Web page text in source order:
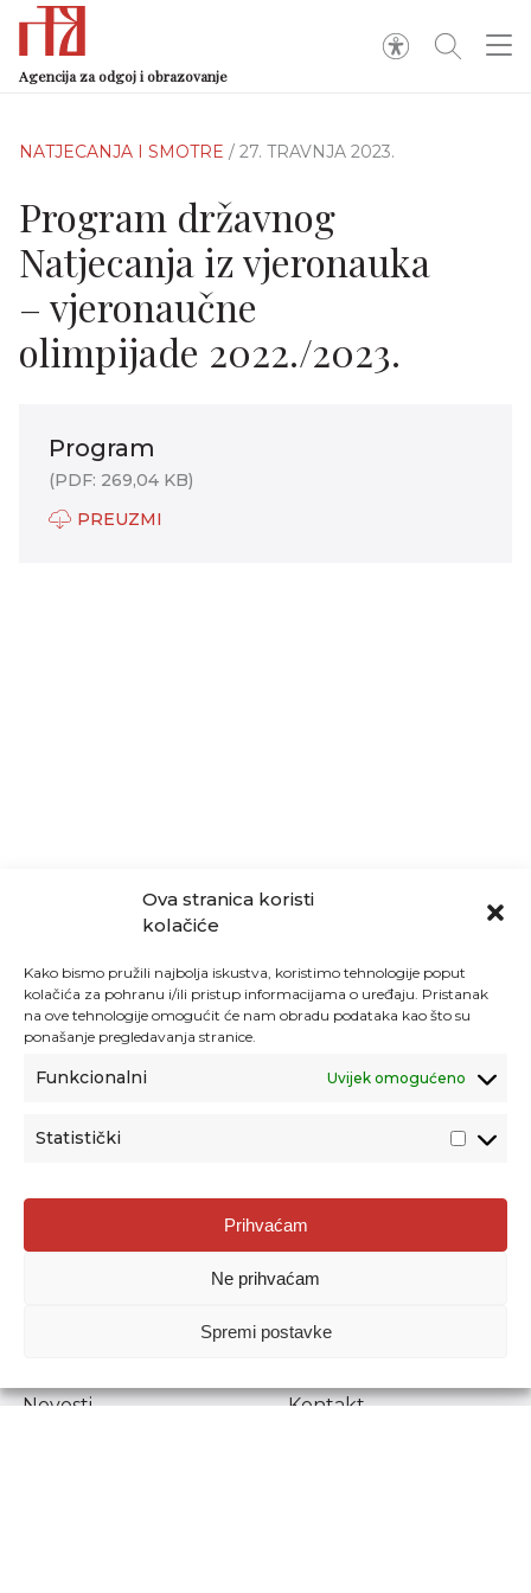
Ova stranica koristi
kolačiće
Kako bismo pružili najbolja iskustva, koristimo tehnologije poput
kolačića za pohranu i/ili pristup informacijama o uređaju. Pristanak
na ove tehnologije omogućit će nam obradu podataka kao što su
ponašanje pregledavanja stranice.
Funkcionalni Uvijek omogućeno
Statistički
Prihvaćam
Ne prihvaćam
Spremi postavke
Agencija za odgoj i obrazovanje
NATJECANJA I SMOTRE / 27. TRAVNJA 2023.
Program državnog
Natjecanja iz vjeronauka
– vjeronaučne
olimpijade 2022./2023.
Program
(PDF: 269,04 KB)
PREUZMI
Agencija za odgoj i obrazovanje
Donje Svetice 38, 10000 Zagreb
1778129
Prenošenje sadržaja dopušteno je uz navođenje izvora.
Novosti
Kontakt